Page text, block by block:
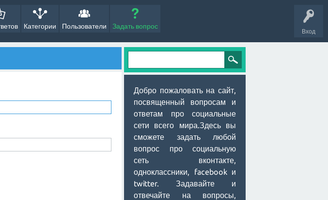
Вход
Категории Пользователи Задать вопрос
Добро пожаловать на сайт,
посвященный вопросам и
ответам про социальные
сети всего мира.Здесь вы
сможете задать любой
вопрос про социальную
сеть вконтакте,
одноклассники, facebook и
twitter. Задавайте и
отвечайте на вопросы,